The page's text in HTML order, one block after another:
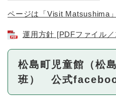
ページは「Visit Matsushima」
運用方針 [PDFファイル／
松島町児童館（松
班） 公式